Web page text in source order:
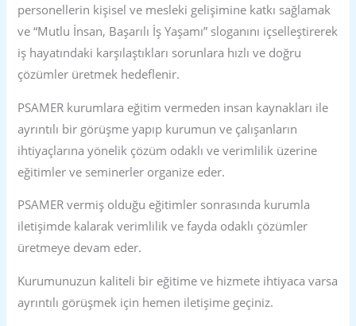
personellerin kişisel ve mesleki gelişimine katkı sağlamak
ve “Mutlu İnsan, Başarılı İş Yaşamı” sloganını içselleştirerek
iş hayatındaki karşılaştıkları sorunlara hızlı ve doğru
çözümler üretmek hedeflenir.
PSAMER kurumlara eğitim vermeden insan kaynakları ile
ayrıntılı bir görüşme yapıp kurumun ve çalışanların
ihtiyaçlarına yönelik çözüm odaklı ve verimlilik üzerine
eğitimler ve seminerler organize eder.
PSAMER vermiş olduğu eğitimler sonrasında kurumla
iletişimde kalarak verimlilik ve fayda odaklı çözümler
üretmeye devam eder.
Kurumunuzun kaliteli bir eğitime ve hizmete ihtiyaca varsa
ayrıntılı görüşmek için hemen iletişime geçiniz.